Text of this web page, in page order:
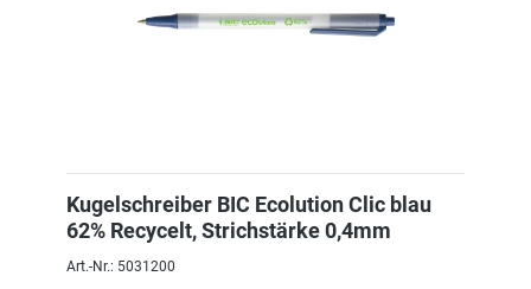
Kugelschreiber BIC Ecolution Clic blau
62% Recycelt, Strichstärke 0,4mm
Art.-Nr.: 5031200